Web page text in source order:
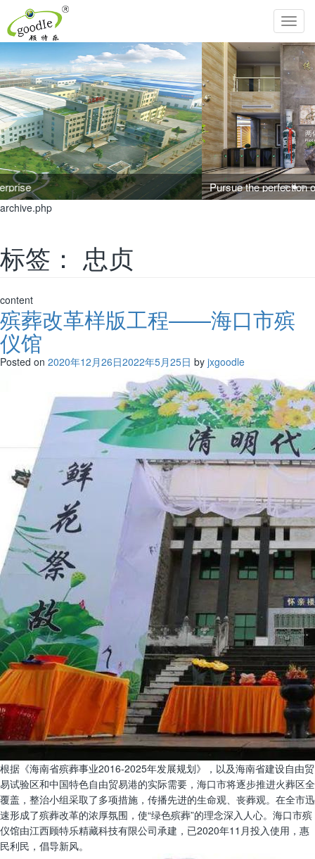
Pursue the perfection of life and inherit Chinese filial piety!
archive.php
标签： 忠贞
content
殡葬改革样版工程——海口市殡
仪馆
Posted on 2020年12月26日2022年5月25日 by jxgoodle
根据《海南省殡葬事业2016-2025年发展规划》，以及海南省建设自由贸
易试验区和中国特色自由贸易港的实际需要，海口市将逐步推进火葬区全
覆盖，整治小组采取了多项措施，传播先进的生命观、丧葬观。在全市迅
速形成了殡葬改革的浓厚氛围，使“绿色殡葬”的理念深入人心。海口市殡
仪馆由江西顾特乐精藏科技有限公司承建，已2020年11月投入使用，惠
民利民，倡导新风。